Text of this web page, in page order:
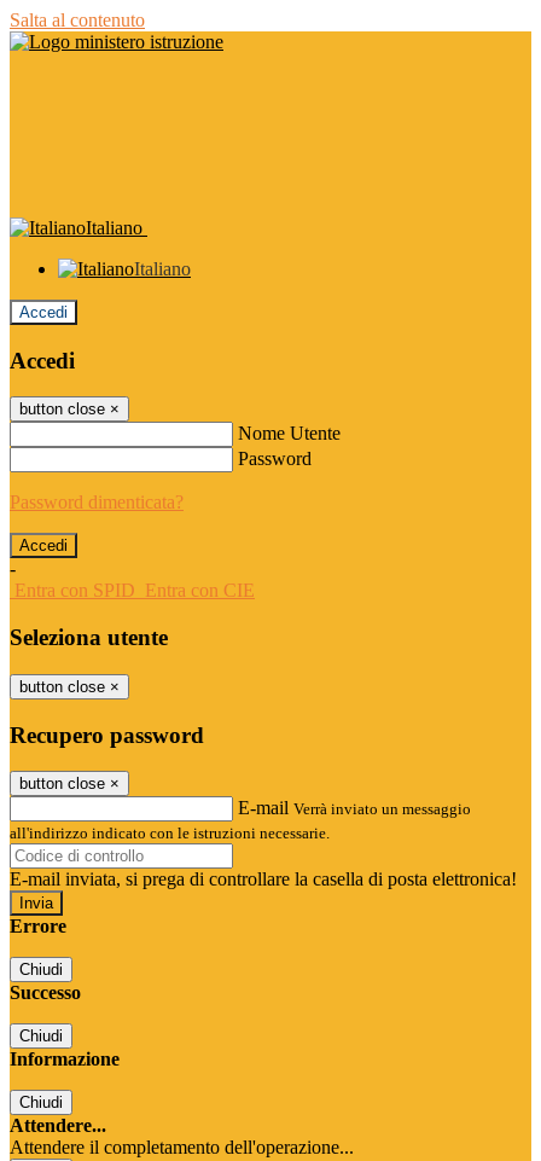
Salta al contenuto
Italiano
Italiano
Accedi
Accedi
button close ×
Nome Utente
Password
Password dimenticata?
-
Entra con SPID Entra con CIE
Seleziona utente
button close ×
Recupero password
button close ×
E-mail Verrà inviato un messaggio
all'indirizzo indicato con le istruzioni necessarie.
E-mail inviata, si prega di controllare la casella di posta elettronica!
Errore
Chiudi
Successo
Chiudi
Informazione
Chiudi
Attendere...
Attendere il completamento dell'operazione...